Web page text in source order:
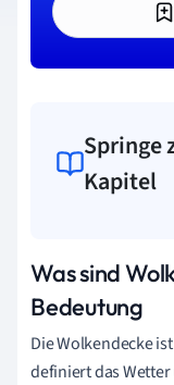
Springe
Kapitel
Was sind
Bedeutung
Die Wolkendecke
definiert das